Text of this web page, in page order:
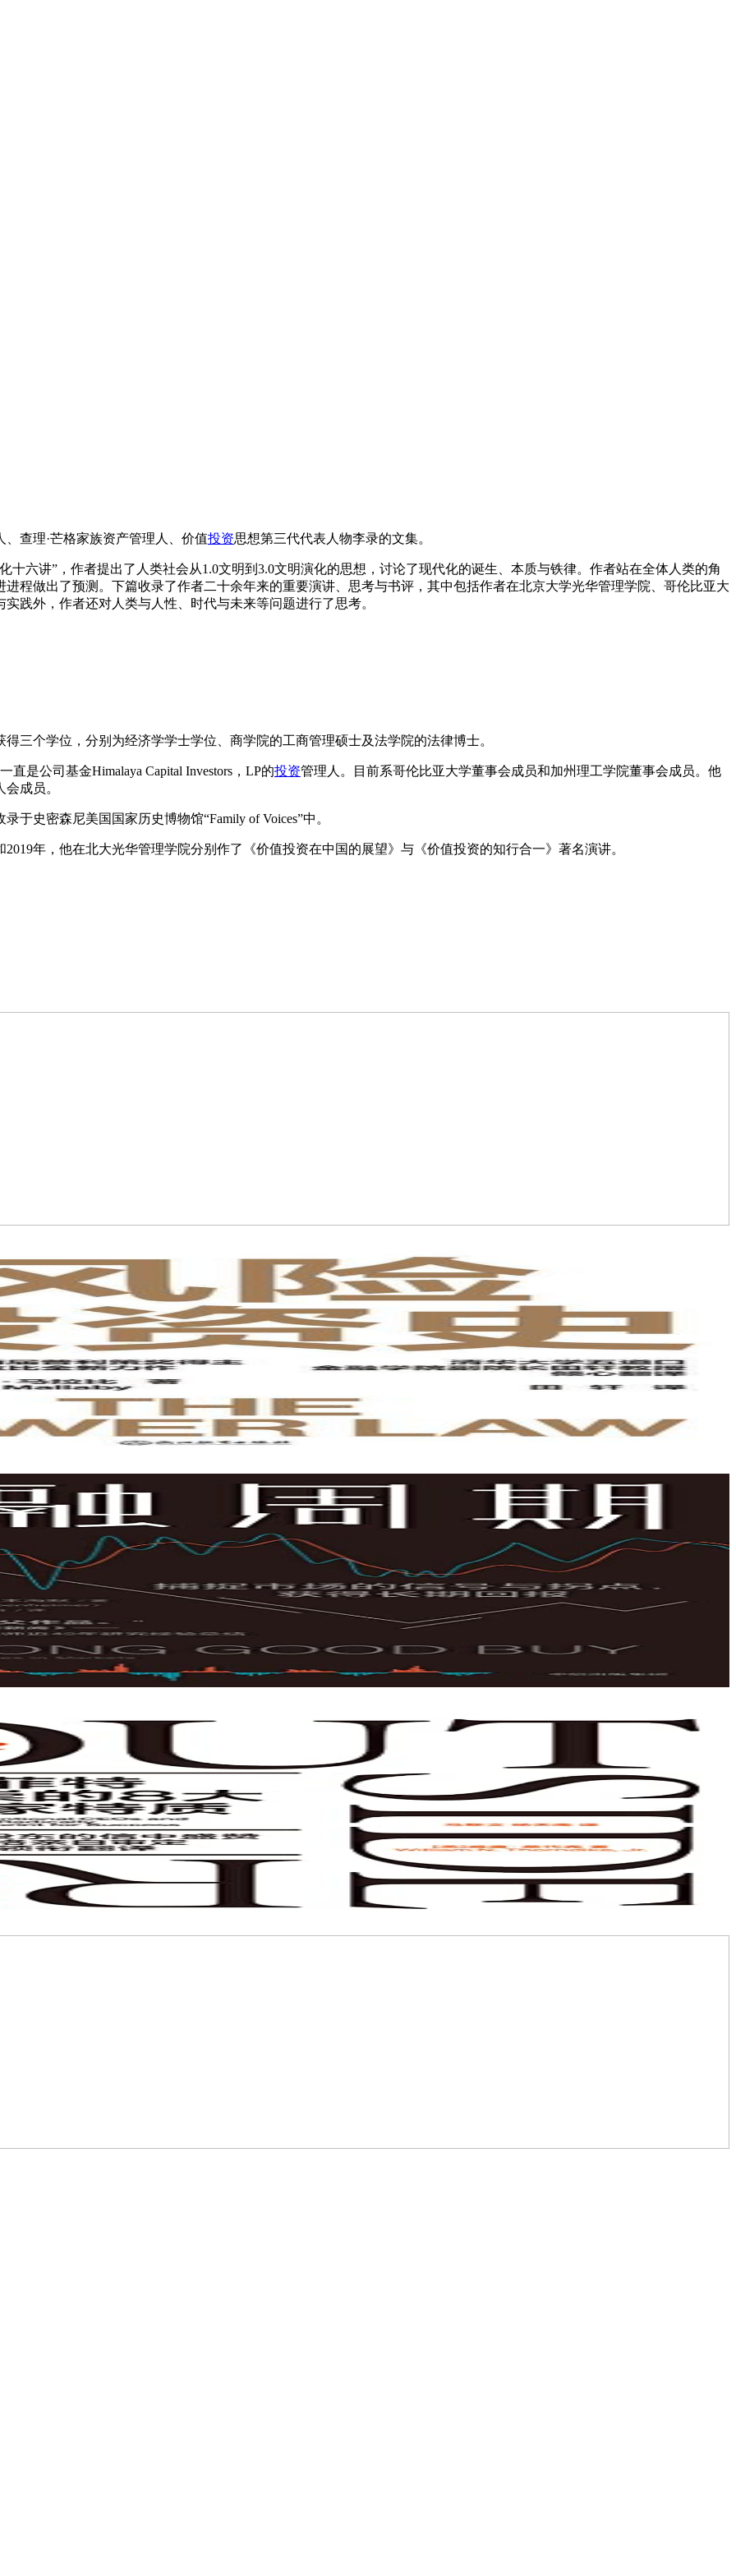
查理·芒格家族资产管理人、价值投资思想第三代代表人物李录的文集。
十六讲”，作者提出了人类社会从1.0文明到3.0文明演化的思想，讨论了现代化的诞生、本质与铁律。作者站在全体人类的角
程做出了预测。下篇收录了作者二十余年来的重要演讲、思考与书评，其中包括作者在北京大学光华管理学院、哥伦比亚大
实践外，作者还对人类与人性、时代与未来等问题进行了思考。
三个学位，分别为经济学学士学位、商学院的工商管理硕士及法学院的法律博士。
是公司基金Himalaya Capital Investors，LP的投资管理人。目前系哥伦比亚大学董事会成员和加州理工学院董事会成员。他
成员。
于史密森尼美国国家历史博物馆“Family of Voices”中。
年，他在北大光华管理学院分别作了《价值投资在中国的展望》与《价值投资的知行合一》著名演讲。